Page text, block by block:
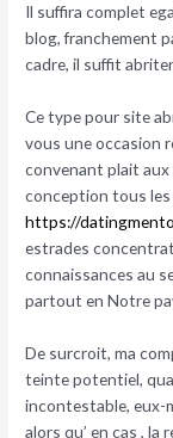
Il suffira complet
blog, franchement
cadre, il suffit
Ce type pour site
vous une occasion
convenant plait aux
conception tous
https://
estrades
connaissances au
partout en Notre
De surcroit, ma
teinte potentiel,
incontestable, eux-
alors qu’ en cas ,